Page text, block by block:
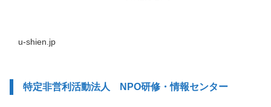
u-shien.jp
特定非営利活動法人 NPO研修・情報センター